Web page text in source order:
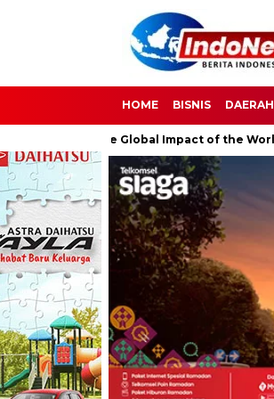
HOME BISNIS DAERAH
The Global Impact of the World Cup